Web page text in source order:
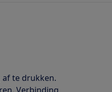
te drukken.
Verbinding